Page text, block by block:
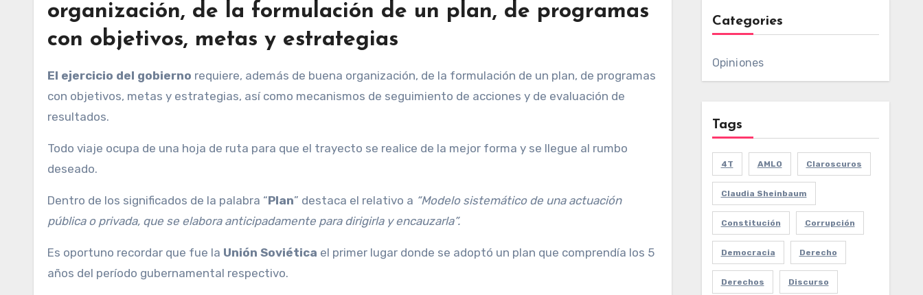
organización, de la formulación de un plan, de programas
con objetivos, metas y estrategias
El ejercicio del gobierno requiere, además de buena organización, de la formulación de un plan, de programas
con objetivos, metas y estrategias, así como mecanismos de seguimiento de acciones y de evaluación de
resultados.
Todo viaje ocupa de una hoja de ruta para que el trayecto se realice de la mejor forma y se llegue al rumbo
deseado.
Dentro de los significados de la palabra “Plan” destaca el relativo a “Modelo sistemático de una actuación
pública o privada, que se elabora anticipadamente para dirigirla y encauzarla”.
Es oportuno recordar que fue la Unión Soviética el primer lugar donde se adoptó un plan que comprendía los 5
años del período gubernamental respectivo.
Categories
Opiniones
Tags
4T AMLO Claroscuros
Claudia Sheinbaum
Constitución Corrupción
Democracia Derecho
Derechos Discurso